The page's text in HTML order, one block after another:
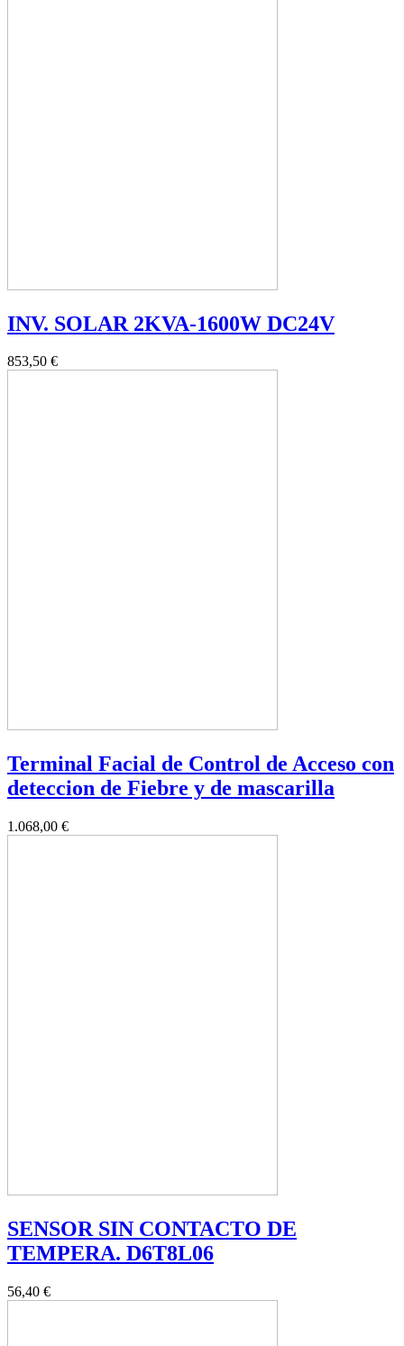
INV. SOLAR 2KVA-1600W DC24V
853,50 €
Terminal Facial de Control de Acceso con
deteccion de Fiebre y de mascarilla
1.068,00 €
SENSOR SIN CONTACTO DE
TEMPERA. D6T8L06
56,40 €